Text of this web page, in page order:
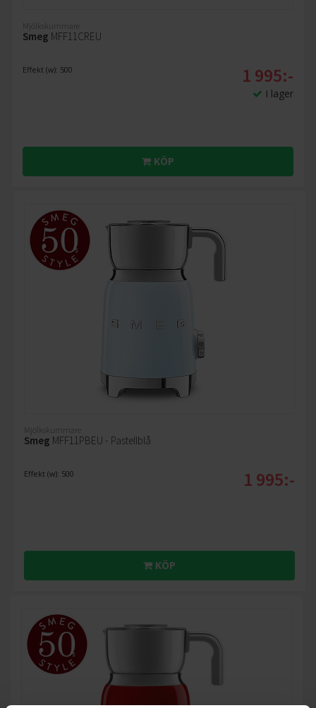
Mjölkskummare
Smeg MFF11CREU
Effekt (w): 500 1 995:-
I lager
KÖP
Mjölkskummare
Smeg MFF11PBEU - Pastellblå
Effekt (w): 500 1 995:-
KÖP